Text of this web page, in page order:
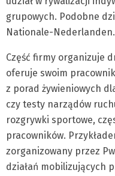
grupowych. Podobne
Nationale-Nederlanden.
Część firmy organizuje
oferuje swoim
z porad żywieniowych
czy testy narządów
rozgrywki sportowe,
pracowników.
zorganizowany przez
działań mobilizujących